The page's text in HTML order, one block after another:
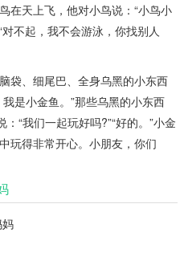
天上飞，他对小鸟说：“小鸟小
不起，我不会游泳，你找别人
、细尾巴、全身乌黑的小东西
是小金鱼。”那些乌黑的小东西
“我们一起玩好吗?”“好的。”小金
玩得非常开心。小朋友，你们